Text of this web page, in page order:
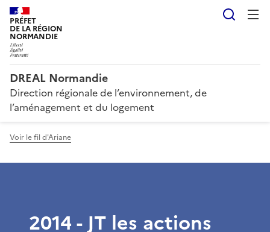
PRÉFET
DE LA RÉGION
NORMANDIE
DREAL Normandie
Direction régionale de l’environnement, de
l’aménagement et du logement
Voir le fil d'Ariane
2014 - JT les actions